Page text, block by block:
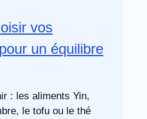
vos
un équilibre
: les aliments Yin,
le tofu ou le thé